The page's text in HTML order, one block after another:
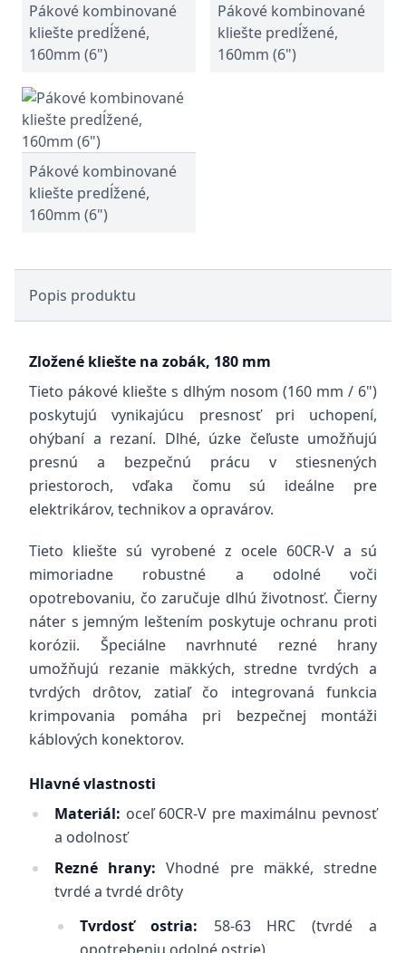
Pákové kombinované
kliešte predĺžené,
160mm (6")
Pákové kombinované
kliešte predĺžené,
160mm (6")
Pákové kombinované
kliešte predĺžené,
160mm (6")
Popis produktu
Zložené kliešte na zobák, 180 mm
Tieto pákové kliešte s dlhým nosom (160 mm / 6")
poskytujú vynikajúcu presnosť pri uchopení,
ohýbaní a rezaní. Dlhé, úzke čeľuste umožňujú
presnú a bezpečnú prácu v stiesnených
priestoroch, vďaka čomu sú ideálne pre
elektrikárov, technikov a opravárov.
Tieto kliešte sú vyrobené z ocele 60CR-V a sú
mimoriadne robustné a odolné voči
opotrebovaniu, čo zaručuje dlhú životnosť. Čierny
náter s jemným leštením poskytuje ochranu proti
korózii. Špeciálne navrhnuté rezné hrany
umožňujú rezanie mäkkých, stredne tvrdých a
tvrdých drôtov, zatiaľ čo integrovaná funkcia
krimpovania pomáha pri bezpečnej montáži
káblových konektorov.
Hlavné vlastnosti
Materiál: oceľ 60CR-V pre maximálnu pevnosť
a odolnosť
Rezné hrany: Vhodné pre mäkké, stredne
tvrdé a tvrdé drôty
Tvrdosť ostria: 58-63 HRC (tvrdé a